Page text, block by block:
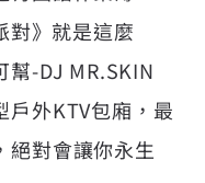
》就是這麼
幫-DJ MR.SKIN
戶外KTV包廂，最
絕對會讓你永生